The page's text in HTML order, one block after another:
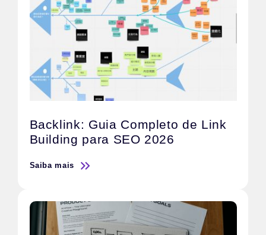
Backlink: Guia Completo de Link
Building para SEO 2026
Saiba mais